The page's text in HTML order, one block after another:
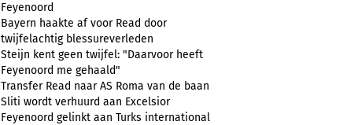
Feyenoord
Bayern haakte af voor Read door
twijfelachtig blessureverleden
Steijn kent geen twijfel: "Daarvoor heeft
Feyenoord me gehaald"
Transfer Read naar AS Roma van de baan
Sliti wordt verhuurd aan Excelsior
Feyenoord gelinkt aan Turks international